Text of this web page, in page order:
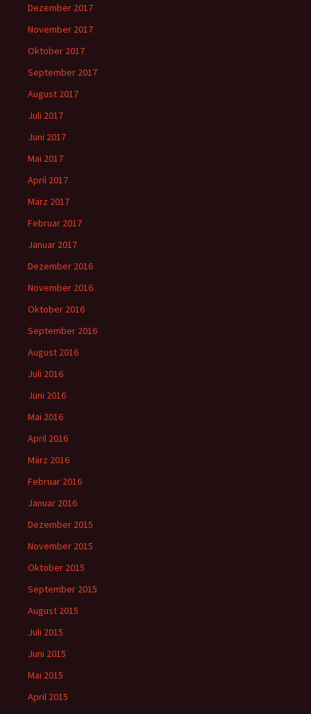
Dezember 2017
November 2017
Oktober 2017
September 2017
August 2017
Juli 2017
Juni 2017
Mai 2017
April 2017
März 2017
Februar 2017
Januar 2017
Dezember 2016
November 2016
Oktober 2016
September 2016
August 2016
Juli 2016
Juni 2016
Mai 2016
April 2016
März 2016
Februar 2016
Januar 2016
Dezember 2015
November 2015
Oktober 2015
September 2015
August 2015
Juli 2015
Juni 2015
Mai 2015
April 2015